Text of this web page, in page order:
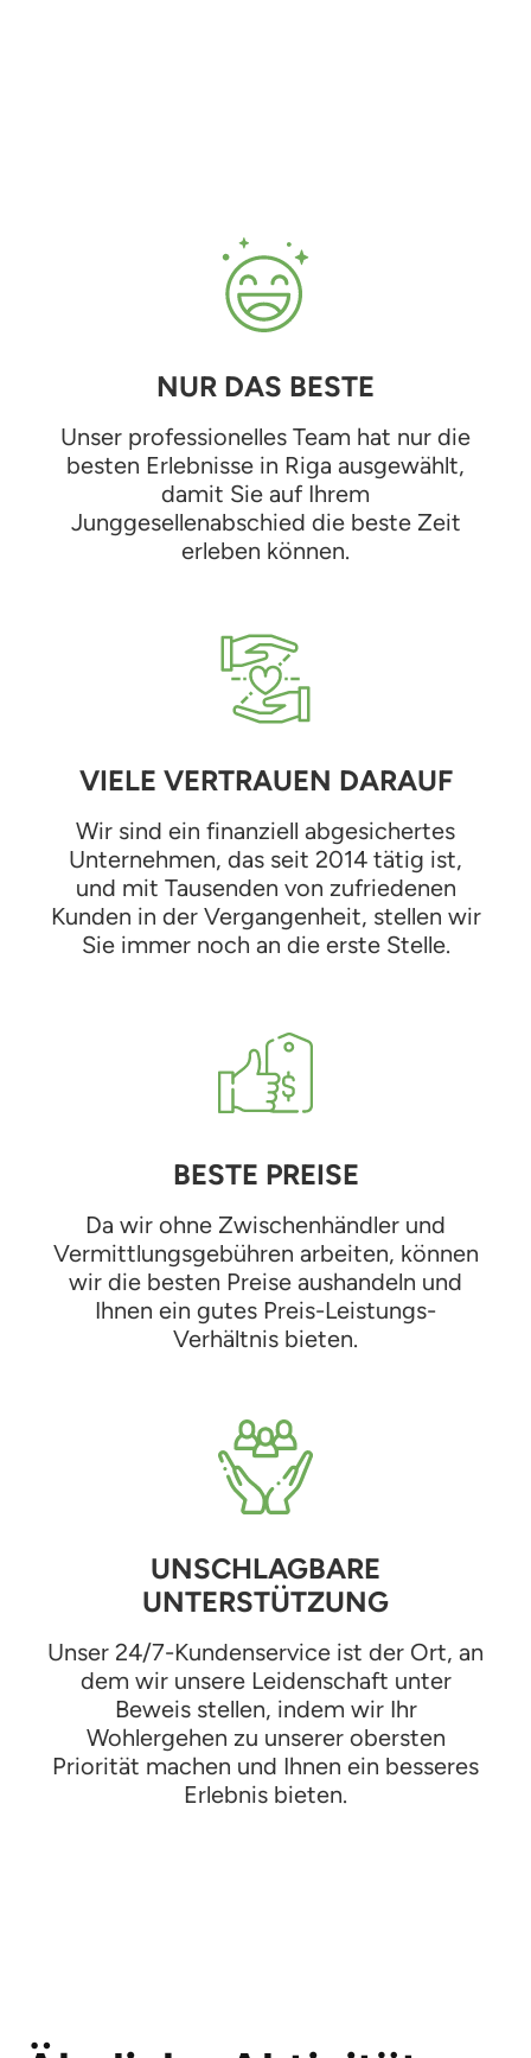
NUR DAS BESTE
Unser professionelles Team hat nur die
besten Erlebnisse in Riga ausgewählt,
damit Sie auf Ihrem
Junggesellenabschied die beste Zeit
erleben können.
VIELE VERTRAUEN DARAUF
Wir sind ein finanziell abgesichertes
Unternehmen, das seit 2014 tätig ist,
und mit Tausenden von zufriedenen
Kunden in der Vergangenheit, stellen wir
Sie immer noch an die erste Stelle.
BESTE PREISE
Da wir ohne Zwischenhändler und
Vermittlungsgebühren arbeiten, können
wir die besten Preise aushandeln und
Ihnen ein gutes Preis-Leistungs-
Verhältnis bieten.
UNSCHLAGBARE
UNTERSTÜTZUNG
Unser 24/7-Kundenservice ist der Ort, an
dem wir unsere Leidenschaft unter
Beweis stellen, indem wir Ihr
Wohlergehen zu unserer obersten
Priorität machen und Ihnen ein besseres
Erlebnis bieten.